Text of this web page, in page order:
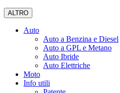
ALTRO
Auto
Auto a Benzina e Diesel
Auto a GPL e Metano
Auto Ibride
Auto Elettriche
Moto
Info utili